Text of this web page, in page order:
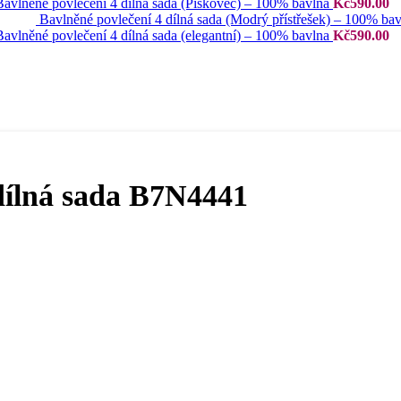
Bavlněné povlečení 4 dílná sada (Modrý přístřešek) – 100%
povlečení 4 dílná sada (elegantní) – 100% bavlna Kč590.00
sada B7N4441